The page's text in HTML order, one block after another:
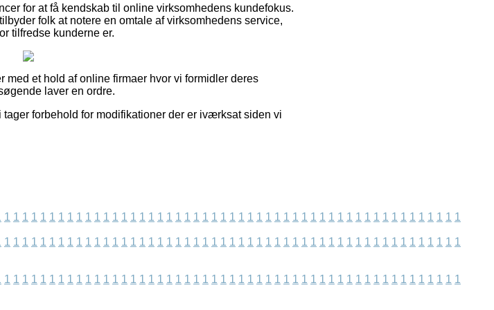
for at få kendskab til online virksomhedens kundefokus.
folk at notere en omtale af virksomhedens service,
tilfredse kunderne er.
med et hold af online firmaer hvor vi formidler deres
laver en ordre.
forbehold for modifikationer der er iværksat siden vi
1 1 1 1 1 1 1 1 1 1 1 1 1 1 1 1 1 1 1 1 1 1 1 1 1 1 1 1 1 1 1 1 1 1 1 1 1 1 1 1 1 1 1 1 1 1 1 1 1 1 1
1 1 1 1 1 1 1 1 1 1 1 1 1 1 1 1 1 1 1 1 1 1 1 1 1 1 1 1 1 1 1 1 1 1 1 1 1 1 1 1 1 1 1 1 1 1 1 1 1 1 1
1 1 1 1 1 1 1 1 1 1 1 1 1 1 1 1 1 1 1 1 1 1 1 1 1 1 1 1 1 1 1 1 1 1 1 1 1 1 1 1 1 1 1 1 1 1 1 1 1 1 1